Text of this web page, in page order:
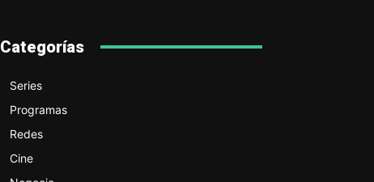
Categorías
Series
Programas
Redes
Cine